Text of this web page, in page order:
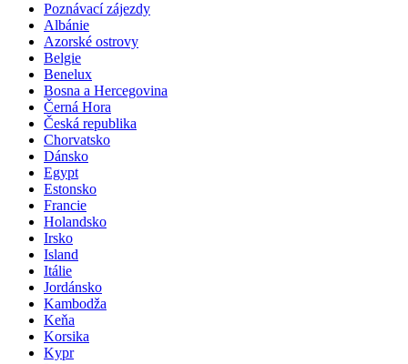
Poznávací zájezdy
Albánie
Azorské ostrovy
Belgie
Benelux
Bosna a Hercegovina
Černá Hora
Česká republika
Chorvatsko
Dánsko
Egypt
Estonsko
Francie
Holandsko
Irsko
Island
Itálie
Jordánsko
Kambodža
Keňa
Korsika
Kypr